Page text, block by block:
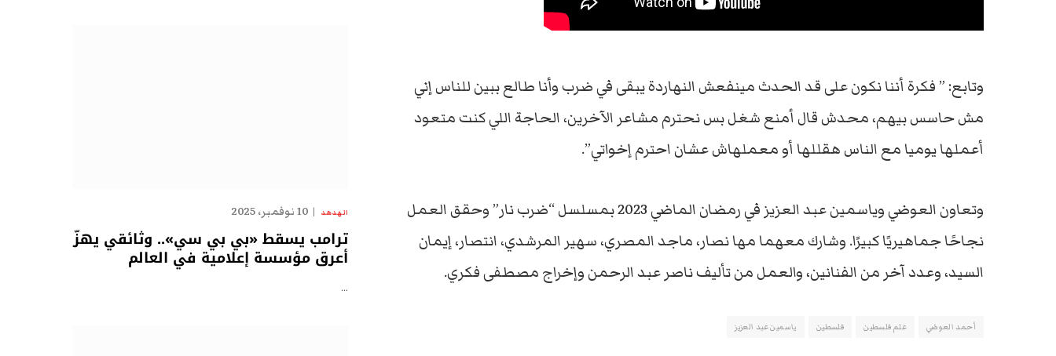
وتابع: ” فكرة أننا نكون على قد الحدث مينفعش النهاردة يبقى في ضرب وأنا طالع ببين للناس إني
مش حاسس بيهم، محدش قال أمنع شغل بس نحترم مشاعر الآخرين، الحاجة اللي كنت متعود
أعملها يوميا مع الناس هقللها أو معملهاش عشان احترم إخواتي”.
وتعاون العوضي وياسمين عبد العزيز في رمضان الماضي 2023 بمسلسل “ضرب نار” وحقق العمل
نجاحًا جماهيريًا كبيرًا. وشارك معهما مها نصار، ماجد المصري، سهير المرشدي، انتصار، إيمان
السيد، وعدد آخر من الفنانين، والعمل من تأليف ناصر عبد الرحمن وإخراج مصطفى فكري.
أحمد العوضي علم فلسطين فلسطين ياسمين عبد العزيز
الهدهد 10 نوفمبر، 2025
ترامب يسقط «بي بي سي».. وثائقي يهزّ
أعرق مؤسسة إعلامية في العالم
…